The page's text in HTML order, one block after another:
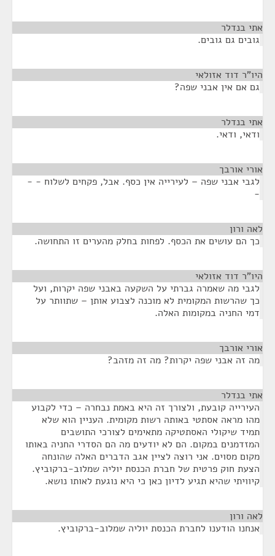
אתי בנדלר
גובים גם גובים.
היו"ר דוד אזולאי
גם אם אין אבני שפה?
אתי בנדלר
ודאי, ודאי.
אורי אורבך
לגבי אבני שפה – לעירייה אין כסף. אבל, פקחים לשלוח - -
-
לאה ורון
כך הם עושים את הכסף. לפחות בחלק מהערים זו התחושה.
היו"ר דוד אזולאי
לגבי מה שאמרה גברתי על השקעה באבני שפה יקרות, ועל
כך שהרשות המקומית לא מוכנה לצבוע אותן – שתוותר על
דמי החניה במקומות האלה.
אורי אורבך
מה זה אבני שפה יקרות? מה זה מזהב?
אתי בנדלר
העירייה קובעת, ולצורך זה היא באמת נבחרה – כדי לקבוע
מהו מראה אסתטי באותה רשות מקומית. העניין הוא שלא
תמיד שיקולי האסתטיקה מתאימים לצורכי התושבים
המזדמנים במקום. הם לא יודעים מה הם הסדרי החניה באותו
מקום מסוים. אני רוצה לציין אגב הדברים האלה שהונחה
הצעת חוק פרטית של חברת הכנסת יוליה שמלוב-ברקוביץ.
קיוויתי שהיא תגיע לדיון כאן כי היא נוגעת לאותו נושא.
לאה ורון
אנחנו הודענו לחברת הכנסת יוליה שמלוב-ברקוביץ.